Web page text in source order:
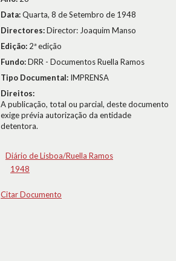
Data:Quarta, 8 de Setembro de 1948
Directores:Director: Joaquim Manso
Edição: 2ª edição
Fundo:DRR - Documentos Ruella Ramos
Tipo Documental: IMPRENSA
Direitos:
A publicação, total ou parcial, deste documento
exige prévia autorização da entidade
detentora.
Diário de Lisboa/Ruella Ramos
1948
Citar Documento